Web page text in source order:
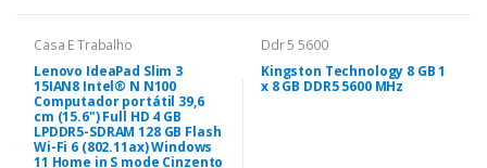
Casa E Trabalho
Lenovo IdeaPad Slim 3
15IAN8 Intel® N N100
Computador portátil 39,6
cm (15.6") Full HD 4 GB
LPDDR5-SDRAM 128 GB Flash
Wi-Fi 6 (802.11ax) Windows
11 Home in S mode Cinzento
Ddr 5 5600
Kingston Technology 8 GB 1
x 8 GB DDR5 5600 MHz